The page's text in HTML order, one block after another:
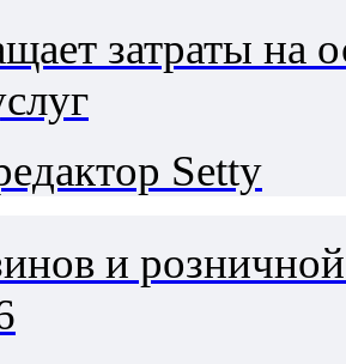
затраты на
Setty
и